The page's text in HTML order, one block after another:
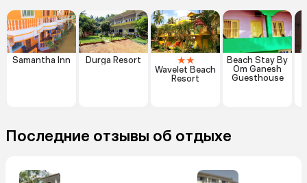
Samantha Inn Durga Resort ★★
Wavelet Beach
Resort
Beach Stay By
Om Ganesh
Guesthouse
Последние отзывы об отдыхе